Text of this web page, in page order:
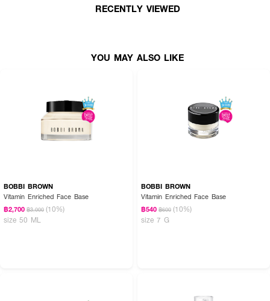
· ช่วยควบคุมความมันกันน้ำ กันเหงื่อได้เป็นอย่างดี
· ไม่ก่อให้เกิดการระคายเคือง
RECENTLY VIEWED
YOU MAY ALSO LIKE
BOBBI BROWN
Vitamin Enriched Face Base
฿2,700 ฿3,000 (10%)
size 50 ML
BOBBI BROWN
Vitamin Enriched Face Base
฿540 ฿600 (10%)
size 7 G